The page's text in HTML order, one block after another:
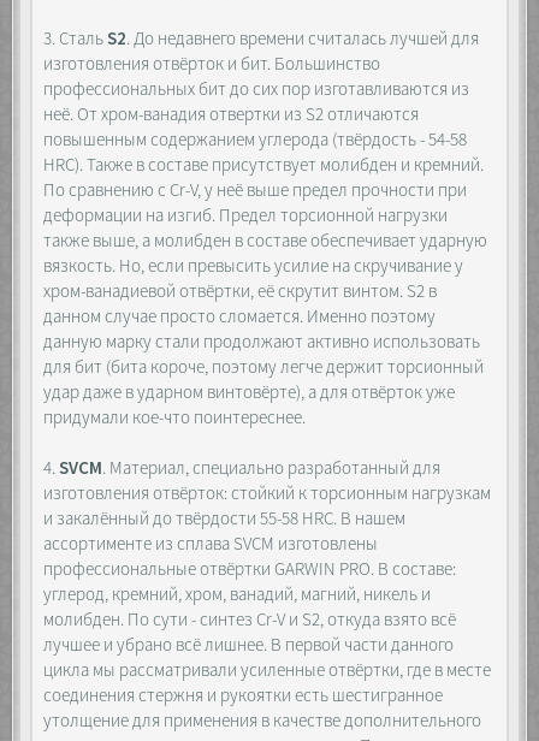
3. СтальS2. До недавнего времени считалась лучшей для
изготовления отвёрток и бит. Большинство
профессиональных бит до сих пор изготавливаются из
неё. От хром-ванадия отвертки из S2 отличаются
повышенным содержанием углерода (твёрдость - 54-58
HRC). Также в составе присутствует молибден и кремний.
По сравнению с Cr-V, у неё выше предел прочности при
деформации на изгиб. Предел торсионной нагрузки
также выше, а молибден в составе обеспечивает ударную
вязкость. Но, если превысить усилие на скручивание у
хром-ванадиевой отвёртки, её скрутит винтом. S2 в
данном случае просто сломается. Именно поэтому
данную марку стали продолжают активно использовать
для бит (бита короче, поэтому легче держит торсионный
удар даже в ударном винтовёрте), а для отвёрток уже
придумали кое-что поинтереснее.
4.SVCM. Материал, специально разработанный для
изготовления отвёрток: стойкий к торсионным нагрузкам
и закалённый до твёрдости 55-58 HRC. В нашем
ассортименте из сплава SVCM изготовлены
профессиональные отвёртки GARWIN PRO. В составе:
углерод, кремний, хром, ванадий, магний, никель и
молибден. По сути - синтез Cr-V и S2, откуда взято всё
лучшее и убрано всё лишнее. В первой части данного
цикла мы рассматривали усиленные отвёртки, где в месте
соединения стержня и рукоятки есть шестигранное
утолщение для применения в качестве дополнительного